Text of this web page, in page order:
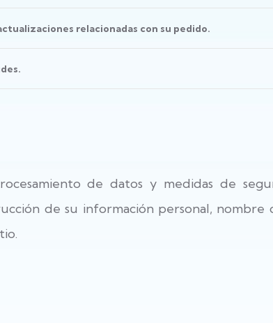
relacionadas con su pedido.
de datos y medidas de
de su información personal, nombre